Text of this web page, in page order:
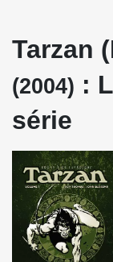
Tarzan
(2004) :
série